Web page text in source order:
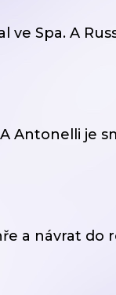
ve Spa. A
Antonelli je
a návrat do